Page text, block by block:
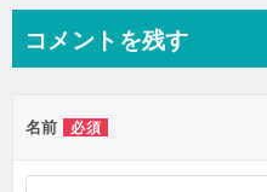
ビ
ー
シ
コメントを残す
名前 必須